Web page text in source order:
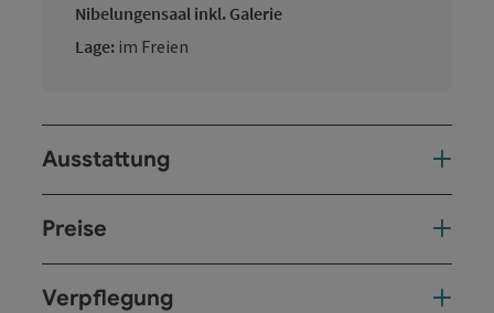
Nibelungensaal inkl. Galerie
Lage: im Freien
Ausstattung
Preise
Verpflegung